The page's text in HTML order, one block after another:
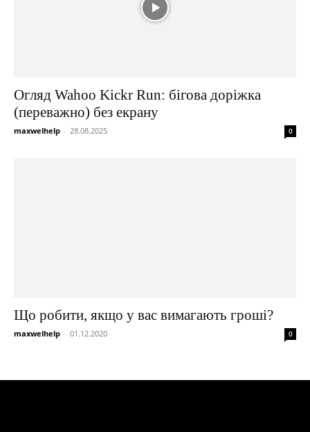
Огляд Wahoo Kickr Run: бігова доріжка
(переважно) без екрану
maxwelhelp - 28.08.2025 0
Що робити, якщо у вас вимагають гроші?
maxwelhelp - 01.12.2020 0